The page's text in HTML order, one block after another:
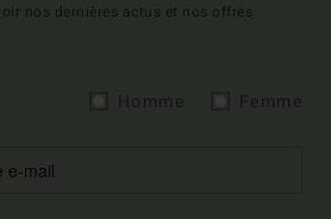
nos dernières actus et nos offres